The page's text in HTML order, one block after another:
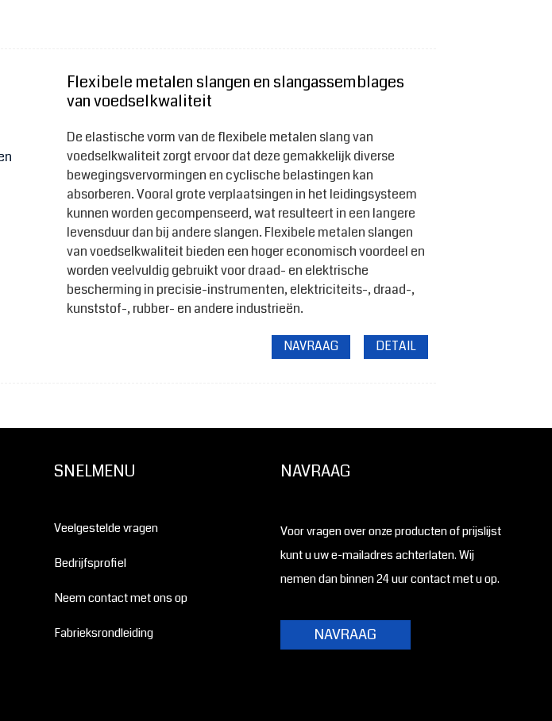
Flexibele metalen slangen en slangassemblages
van voedselkwaliteit
De elastische vorm van de flexibele metalen slang van
voedselkwaliteit zorgt ervoor dat deze gemakkelijk diverse
bewegingsvervormingen en cyclische belastingen kan
absorberen. Vooral grote verplaatsingen in het leidingsysteem
kunnen worden gecompenseerd, wat resulteert in een langere
levensduur dan bij andere slangen. Flexibele metalen slangen
van voedselkwaliteit bieden een hoger economisch voordeel en
worden veelvuldig gebruikt voor draad- en elektrische
bescherming in precisie-instrumenten, elektriciteits-, draad-,
kunststof-, rubber- en andere industrieën.
NAVRAAG DETAIL
SNELMENU
Veelgestelde vragen
Bedrijfsprofiel
Neem contact met ons op
Fabrieksrondleiding
NAVRAAG
Voor vragen over onze producten of prijslijst
kunt u uw e-mailadres achterlaten. Wij
nemen dan binnen 24 uur contact met u op.
NAVRAAG